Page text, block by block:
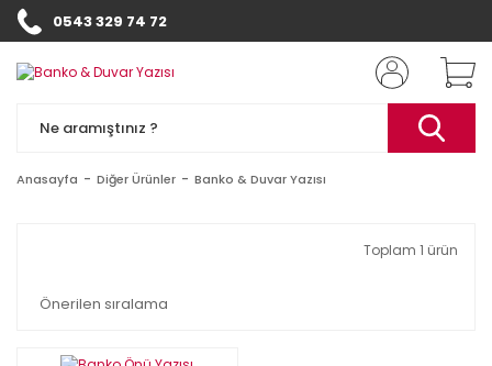
0543 329 74 72
Anasayfa Diğer Ürünler Banko & Duvar Yazısı
Toplam 1 ürün